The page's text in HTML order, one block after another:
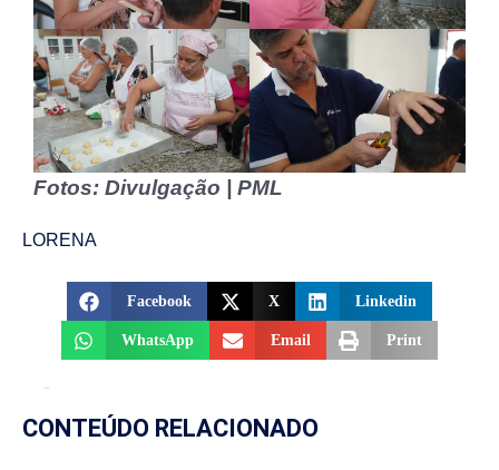
Fotos: Divulgação | PML
LORENA
Facebook X Linkedin
WhatsApp Email Print
CONTEÚDO RELACIONADO